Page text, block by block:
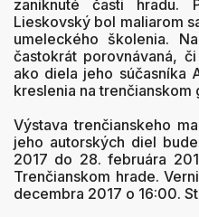
zaniknuté časti hradu.
Lieskovský bol maliarom
umeleckého školenia.
častokrát porovnávaná,
ako diela jeho súčasníka
kreslenia na trenčianskom
Výstava trenčianskeho
jeho autorských diel
2017 do 28. februára
Trenčianskom hrade.
decembra 2017 o 16:00.